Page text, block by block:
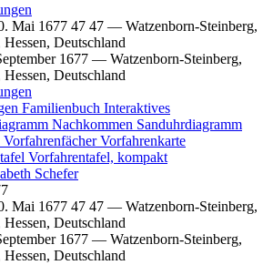
Mai 1677 47 47 — Watzenborn-Steinberg,
Deutschland
1677 — Watzenborn-Steinberg,
Deutschland
Familienbuch Interaktives
Nachkommen Sanduhrdiagramm
VorfahrenfächerVorfahrenkarte
Vorfahrentafel, kompakt
Schefer
Mai 1677 47 47 — Watzenborn-Steinberg,
Deutschland
1677 — Watzenborn-Steinberg,
Deutschland